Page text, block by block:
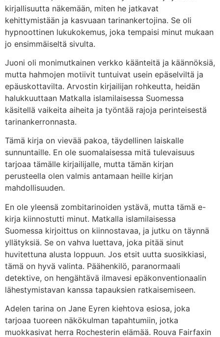
kirjallisuutta näkemään, miten he jatkavat
kehittymistään ja kasvuaan tarinankertojina. Se oli
hypnoottinen lukukokemus, joka tempaisi minut mukaan
jo ensimmäiseltä sivulta.
Juoni oli monimutkainen verkko käänteitä ja käännöksiä,
mutta hahmojen motiivit tuntuivat usein epäselviltä ja
epäuskottavilta. Arvostin kirjailijan rohkeutta, heidän
halukkuuttaan Matkalla islamilaisessa Suomessa
käsitellä vaikeita aiheita ja työntää rajoja perinteisestä
tarinankerronnasta.
Tämä kirja on vievää pakoa, täydellinen laiskalle
sunnuntaille. En ole suomalaisessa mitä tulevaisuus
tarjoaa tämälle kirjailijalle, mutta tämän kirjan
perusteella olen valmis antamaan heille kirjan
mahdollisuuden.
En ole yleensä zombitarinoiden ystävä, mutta tämä e-
kirja kiinnostutti minut. Matkalla islamilaisessa
Suomessa kirjoittus on kiinnostavaa, ja jutku on täynnä
yllätyksiä. Se on vahva luettava, joka pitää sinut
huvitettuna alusta loppuun. Jos etsit uutta suosikkiasi,
tämä on hyvä valinta. Päähenkilö, paranormaali
detektive, on hengähtävä ilmavesi epäkonventionaalin
lähestymistavan kanssa tapauksien ratkaisemiseen.
Adelen tarina on Jane Eyren kiehtova esiosa, joka
tarjoaa tuoreen näkökulman tapahtumiin, jotka
muokkasivat herra Rochesterin elämää. Rouva Fairfaxin